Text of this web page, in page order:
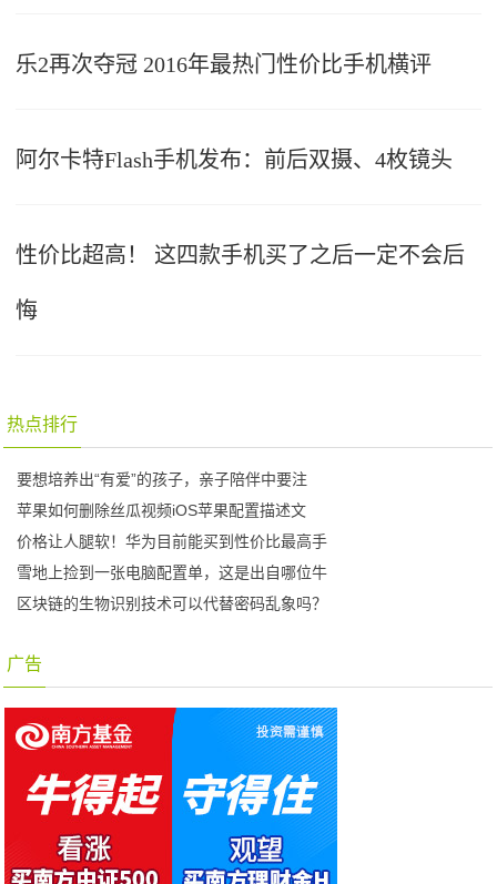
乐2再次夺冠 2016年最热门性价比手机横评
阿尔卡特Flash手机发布：前后双摄、4枚镜头
性价比超高！ 这四款手机买了之后一定不会后
悔
热点排行
要想培养出“有爱”的孩子，亲子陪伴中要注
苹果如何删除丝瓜视频iOS苹果配置描述文
价格让人腿软！华为目前能买到性价比最高手
雪地上捡到一张电脑配置单，这是出自哪位牛
区块链的生物识别技术可以代替密码乱象吗？
广告